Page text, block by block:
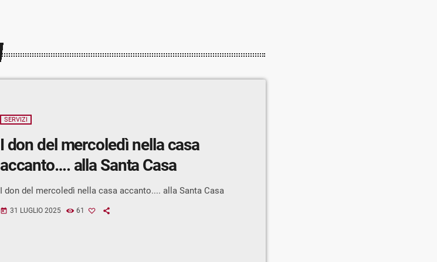
SERVIZI
I don del mercoledì nella casa
accanto…. alla Santa Casa
I don del mercoledì nella casa accanto.... alla Santa Casa
today 31 LUGLIO 2025 61